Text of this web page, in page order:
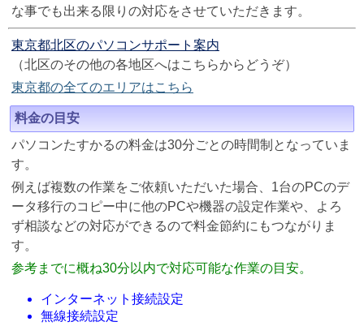
な事でも出来る限りの対応をさせていただきます。
東京都北区のパソコンサポート案内
（北区のその他の各地区へはこちらからどうぞ）
東京都の全てのエリアはこちら
料金の目安
パソコンたすかるの料金は30分ごとの時間制となっていま
す。
例えば複数の作業をご依頼いただいた場合、1台のPCのデ
ータ移行のコピー中に他のPCや機器の設定作業や、よろ
ず相談などの対応ができるので料金節約にもつながりま
す。
参考までに概ね30分以内で対応可能な作業の目安。
インターネット接続設定
無線接続設定